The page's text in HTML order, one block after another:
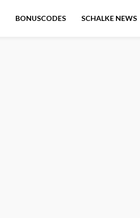
BONUSCODES SCHALKE NEWS